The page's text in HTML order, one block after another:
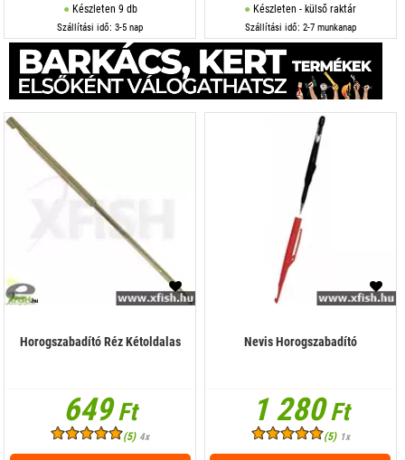
Készleten 9 db
Szállítási idő: 3-5 nap
Készleten - külső raktár
Szállítási idő: 2-7 munkanap
Horogszabadító Réz Kétoldalas
649Ft
(5) 4x
Nevis Horogszabadító
1 280Ft
(5) 1x